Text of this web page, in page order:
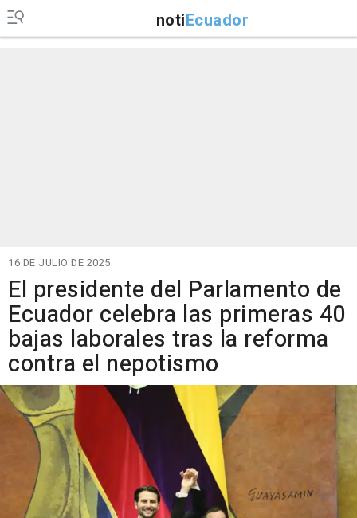
notiEcuador
16 DE JULIO DE 2025
El presidente del Parlamento de
Ecuador celebra las primeras 40
bajas laborales tras la reforma
contra el nepotismo